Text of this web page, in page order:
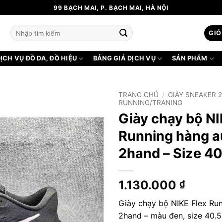
99 BẠCH MAI, P. BẠCH MAI, HÀ NỘI
Tìm
kiếm:
VỤ ĐỒ DA, ĐỒ HIỆU BẢNG GIÁ DỊCH VỤ SẢN PHẨM
TRANG CHỦ / GIÀY SNEAKER
RUNNING/TRANING
Giày chạy bộ
Running hàng
2hand – Size
1.130.000 ₫
Giày chạy bộ NIKE Flex
2hand – màu đen, size